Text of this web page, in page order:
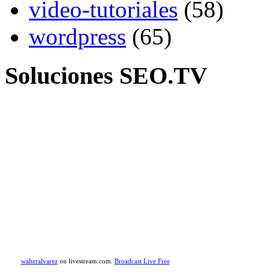
video-tutoriales (58)
wordpress (65)
Soluciones SEO.TV
walteralvarezon livestream.com. Broadcast Live Free